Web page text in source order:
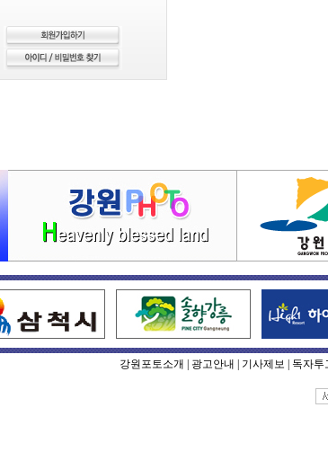
강원포토소개 광고안내 기사제보 독자투